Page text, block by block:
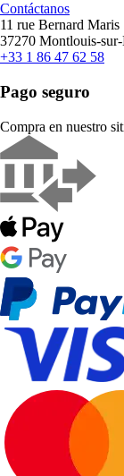
Contáctanos
11 rue Bernard Maris
37270 Montlouis-
+33 1 86 47 62 58
Pago seguro
Compra en nuestro